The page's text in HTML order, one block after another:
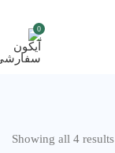
0
Showing all 4 results